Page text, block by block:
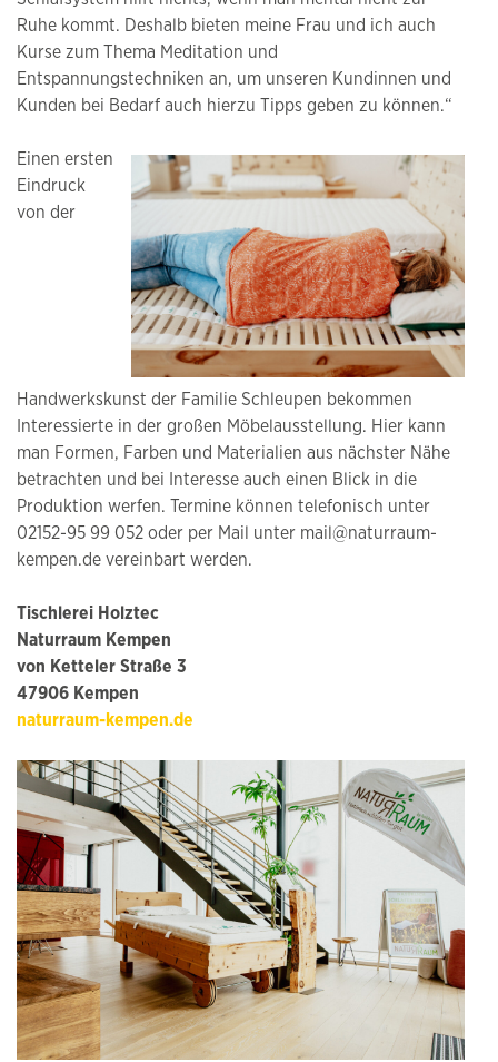
Ruhe kommt. Deshalb bieten meine Frau und ich auch
Kurse zum Thema Meditation und
Entspannungstechniken an, um unseren Kundinnen und
Kunden bei Bedarf auch hierzu Tipps geben zu können.“
Einen ersten
Eindruck
von der
Handwerkskunst der Familie Schleupen bekommen
Interessierte in der großen Möbelausstellung. Hier kann
man Formen, Farben und Materialien aus nächster Nähe
betrachten und bei Interesse auch einen Blick in die
Produktion werfen. Termine können telefonisch unter
02152-95 99 052 oder per Mail unter mail@naturraum-
kempen.de vereinbart werden.
Tischlerei Holztec
Naturraum Kempen
von Ketteler Straße 3
47906 Kempen
naturraum-kempen.de